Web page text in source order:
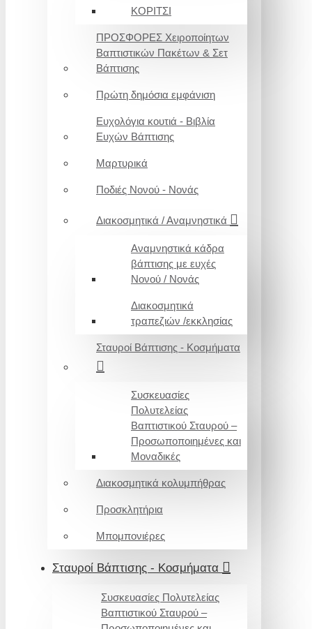
ΚΟΡΙΤΣΙ
ΠΡΟΣΦΟΡΕΣ Χειροποίητων
Βαπτιστικών Πακέτων & Σετ
Βάπτισης
Πρώτη δημόσια εμφάνιση
Ευχολόγια κουτιά - Βιβλία
Ευχών Βάπτισης
Μαρτυρικά
Ποδιές Νονού - Νονάς
Διακοσμητικά / Αναμνηστικά
Αναμνηστικά κάδρα
βάπτισης με ευχές
Νονού / Νονάς
Διακοσμητικά
τραπεζιών /εκκλησίας
Σταυροί Βάπτισης - Κοσμήματα
Συσκευασίες
Πολυτελείας
Βαπτιστικού Σταυρού –
Προσωποποιημένες και
Μοναδικές
Διακοσμητικά κολυμπήθρας
Προσκλητήρια
Μπομπονιέρες
Σταυροί Βάπτισης - Κοσμήματα
Συσκευασίες Πολυτελείας
Βαπτιστικού Σταυρού –